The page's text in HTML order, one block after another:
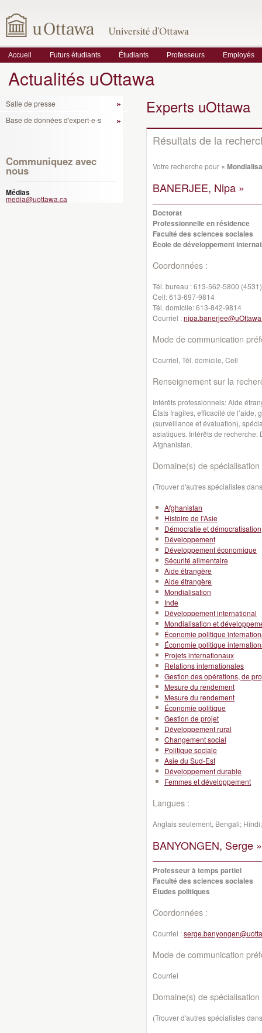
Accueil Futurs étudiants Étudiants Professeurs Employés
Actualités uOttawa
Salle de presse
Base de données d'expert-e-s
Communiquez avec
nous
Médias
media@uottawa.ca
Experts uOttawa
Résultats de la
Votre recherche pour «
BANERJEE, Nipa »
Doctorat
Professionnelle en résidence
Faculté des sciences sociales
École de développement
Coordonnées :
Tél. bureau :613-562-5800 (4531)
Cell:613-697-9814
Tél. domicile:613-842-9814
Courriel :
Mode de communication
Courriel, Tél. domicile, Cell
Renseignement sur la
Intérêts professionnels: Aide
États fragiles, efficacité de
(surveillance et évaluation),
asiatiques. Intérêts de recherche:
Afghanistan.
Domaine(s) de spécialisation
(Trouver d'autres spécialistes
Afghanistan
Histoire de l'Asie
Démocratie et démocratisation
Développement
Développement économique
Sécurité alimentaire
Aide étrangère
Aide étrangère
Mondialisation
Inde
Développement international
Mondialisation et
Économie politique
Économie politique
Projets internationaux
Relations internationales
Gestion des opérations, de
Mesure du rendement
Mesure du rendement
Économie politique
Gestion de projet
Développement rural
Changement social
Politique sociale
Asie du Sud-Est
Développement durable
Femmes et développement
Langues :
Anglais seulement, Bengali;
BANYONGEN, Serge »
Professeur à temps partiel
Faculté des sciences sociales
Études politiques
Coordonnées :
Courriel :
Mode de communication
Courriel
Domaine(s) de spécialisation
(Trouver d'autres spécialistes